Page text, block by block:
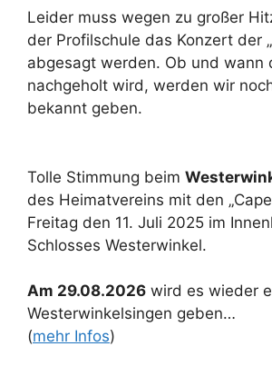
Leider muss wegen zu großer
der Profilschule das Konzert der „
abgesagt werden. Ob und wann
nachgeholt wird, werden wir
bekannt geben.
Tolle Stimmung beim
des Heimatvereins mit den
Freitag den 11. Juli 2025 im
Schlosses Westerwinkel.
Am 29.08.2026 wird es wieder
Westerwinkelsingen geben…
(mehr Infos)